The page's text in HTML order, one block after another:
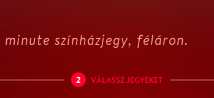
minute színházjegy, féláron.
2 VÁLASSZ JEGYEKET